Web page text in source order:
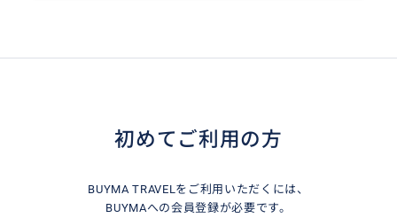
初めてご利用の方
BUYMA TRAVELをご利用いただくには、
BUYMAへの会員登録が必要です。